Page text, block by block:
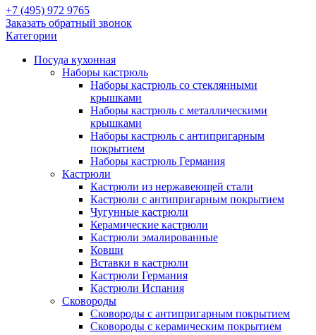
+7 (495) 972 9765
Заказать обратный звонок
Категории
Посуда кухонная
Наборы кастрюль
Наборы кастрюль со стеклянными
крышками
Наборы кастрюль с металлическими
крышками
Наборы кастрюль с антипригарным
покрытием
Наборы кастрюль Германия
Кастрюли
Кастрюли из нержавеющей стали
Кастрюли с антипригарным покрытием
Чугунные кастрюли
Керамические кастрюли
Кастрюли эмалированные
Ковши
Вставки в кастрюли
Кастрюли Германия
Кастрюли Испания
Сковороды
Сковороды с антипригарным покрытием
Сковороды с керамическим покрытием